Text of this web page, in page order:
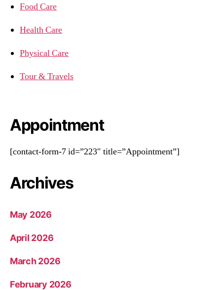
Food Care
Health Care
Physical Care
Tour & Travels
Appointment
[contact-form-7 id=”223″ title=”Appointment”]
Archives
May 2026
April 2026
March 2026
February 2026